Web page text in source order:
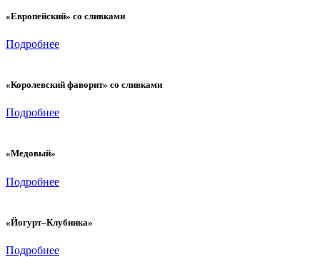
«Европейский» со сливками
Подробнее
«Королевский фаворит» со сливками
Подробнее
«Медовый»
Подробнее
«Йогурт–Клубника»
Подробнее